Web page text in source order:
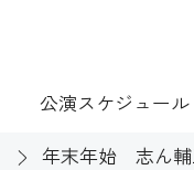
公演スケジュール
年末年始 志ん輔